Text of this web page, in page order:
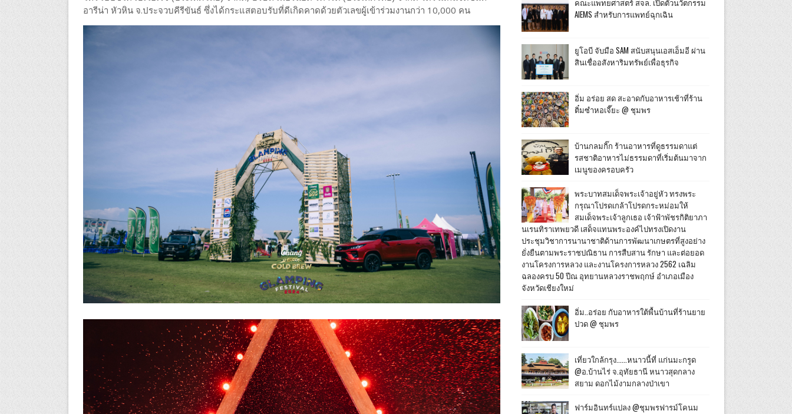
อารีน่า หัวหิน จ.ประจวบคีรีขันธ์ ซึ่งได้กระแสตอบรับที่ดีเกิดคาดด้วยตัวเลขผู้เข้าร่วมงานกว่า 10,000 คน
คณะแพทยศาสตร์ สจล. เปิดตัวนวัตกรรม
AIEMS สำหรับการแพทย์ฉุกเฉิน
ยูโอบี จับมือ SAM สนับสนุนเอสเอ็มอี ผ่าน
สินเชื่ออสังหาริมทรัพย์เพื่อธุรกิจ
อิ่ม อร่อย สด สะอาดกับอาหารเช้าที่ร้าน
ติ๋มซำหอเจี๊ยะ @ ชุมพร
บ้านกลมกิ๊ก ร้านอาหารที่ดูธรรมดาแต่
รสชาติอาหารไม่ธรรมดาที่เริ่มต้นมาจาก
เมนูของครอบครัว
พระบาทสมเด็จพระเจ้าอยู่หัว ทรงพระ
กรุณาโปรดเกล้าโปรดกระหม่อมให้
สมเด็จพระเจ้าลูกเธอ เจ้าฟ้าพัชรกิติยาภา
นเรนทิราเทพยวดี เสด็จแทนพระองค์ไปทรงเปิดงาน
ประชุมวิชาการนานาชาติด้านการพัฒนาเกษตรที่สูงอย่าง
ยั่งยืนตามพระราชปณิธาน การสืบสาน รักษา และต่อยอด
งานโครงการหลวง และงานโครงการหลวง 2562 เฉลิม
ฉลองครบ 50 ปีณ อุทยานหลวงราชพฤกษ์ อำเภอเมือง
จังหวัดเชียงใหม่
อิ่ม..อร่อย กับอาหารใต้พื้นบ้านที่ร้านยาย
ปวด @ ชุมพร
เที่ยวใกล้กรุง......หนาวนี้ที่ แก่นมะกรูด
@อ.บ้านไร่ จ.อุทัยธานี หนาวสุดกลาง
สยาม ดอกไม้งามกลางป่าเขา
ฟาร์มอินทร์แปลง @ชุมพรฟารม์โคนม